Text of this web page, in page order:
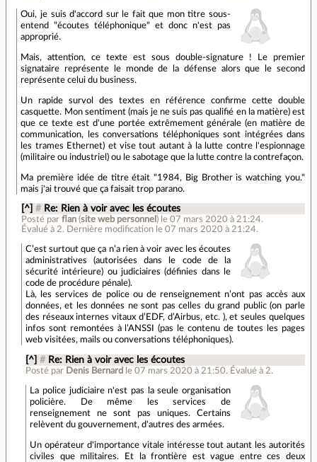
Oui, je suis d'accord sur le fait que mon titre sous-
entend "écoutes téléphonique" et donc n'est pas
approprié.
Mais, attention, ce texte est sous double-signature ! Le premier
signataire représente le monde de la défense alors que le second
représente celui du business.
Un rapide survol des textes en référence confirme cette double
casquette. Mon sentiment (mais je ne suis pas qualifié en la matière) est
que ce texte est d'une portée extrêmement générale (en matière de
communication, les conversations téléphoniques sont intégrées dans
les trames Ethernet) et vise tout autant à la lutte contre l'espionnage
(militaire ou industriel) ou le sabotage que la lutte contre la contrefaçon.
Ma première idée de titre était "1984, Big Brother is watching you."
mais j'ai trouvé que ça faisait trop parano.
[^] # Re: Rien à voir avec les écoutes
Posté par flan(site web personnel ) le 07 mars 2020 à 21:24.
Évalué à 2. Dernière modification le 07 mars 2020 à 21:24.
C’est surtout que ça n’a rien à voir avec les écoutes
administratives (autorisées dans le code de la
sécurité intérieure) ou judiciaires (définies dans le
code de procédure pénale).
Là, les services de police ou de renseignement n’ont pas accès aux
données, et les données ne sont pas celles du grand public (on parle
des réseaux internes vitaux d’EDF, d’Airbus, etc. ), et seules quelques
infos sont remontées à l’ANSSI (pas le contenu de toutes les pages
web visitées, mails ou conversations téléphoniques).
[^] # Re: Rien à voir avec les écoutes
Posté par Denis Bernard le 07 mars 2020 à 21:50. Évalué à 2.
La police judiciaire n'est pas la seule organisation
policière. De même les services de
renseignement ne sont pas uniques. Certains
relèvent du gouvernement, d'autres des armées.
Un opérateur d'importance vitale intéresse tout autant les autorités
civiles que militaires. Et la frontière est vague entre ces deux